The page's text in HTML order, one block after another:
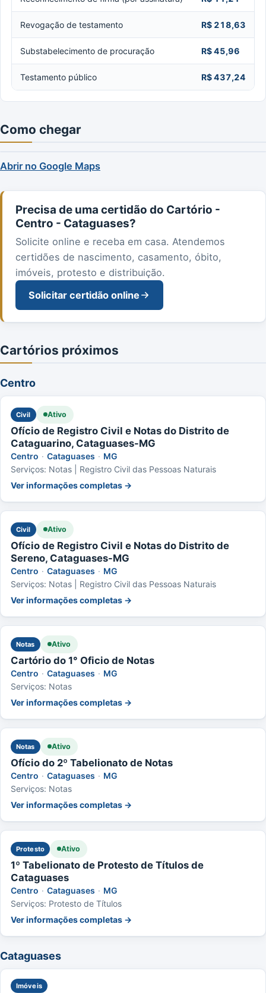
Revogação de testamento R$ 218,63
Substabelecimento de procuração R$ 45,96
Testamento público R$ 437,24
Como chegar
Abrir no Google Maps
Precisa de uma certidão do Cartório -
Centro - Cataguases?
Solicite online e receba em casa. Atendemos
certidões de nascimento, casamento, óbito,
imóveis, protesto e distribuição.
Solicitar certidão online
Cartórios próximos
Centro
Civil Ativo
Ofício de Registro Civil e Notas do Distrito de
Cataguarino, Cataguases-MG
Centro · Cataguases · MG
Serviços: Notas | Registro Civil das Pessoas Naturais
Ver informações completas →
Civil Ativo
Ofício de Registro Civil e Notas do Distrito de
Sereno, Cataguases-MG
Centro · Cataguases · MG
Serviços: Notas | Registro Civil das Pessoas Naturais
Ver informações completas →
Notas Ativo
Cartório do 1° Oficio de Notas
Centro · Cataguases · MG
Serviços: Notas
Ver informações completas →
Notas Ativo
Ofício do 2º Tabelionato de Notas
Centro · Cataguases · MG
Serviços: Notas
Ver informações completas →
Protesto Ativo
1º Tabelionato de Protesto de Títulos de
Cataguases
Centro · Cataguases · MG
Serviços: Protesto de Títulos
Ver informações completas →
Cataguases
Imóveis